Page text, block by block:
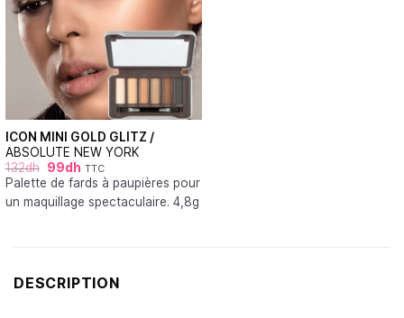
ICON MINI GOLD GLITZ /
ABSOLUTE NEW YORK
132dh 99dh TTC
Palette de fards à paupières pour
un maquillage spectaculaire. 4,8g
DESCRIPTION